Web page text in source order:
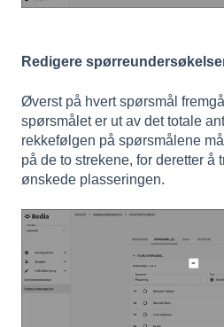
Redigere
Øverst på hvert spørsmål
spørsmålet er ut av det totale
rekkefølgen på spørsmålene
på de to strekene, for deretter å
ønskede plasseringen.